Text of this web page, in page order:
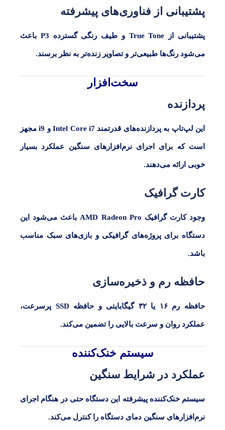
پشتیبانی از فناوری‌های پیشرفته
پشتیبانی از True Tone و طیف رنگی گسترده P3 باعث
می‌شود رنگ‌ها طبیعی‌تر و تصاویر زنده‌تر به نظر برسند.
سخت‌افزار
پردازنده
این لپ‌تاپ به پردازنده‌های قدرتمند Intel Core i7و i9مجهز
است که برای اجرای نرم‌افزارهای سنگین عملکرد بسیار
خوبی ارائه می‌دهند.
کارت گرافیک
وجود کارت گرافیک AMD Radeon Pro باعث می‌شود این
دستگاه برای پروژه‌های گرافیکی و بازی‌های سبک مناسب
باشد.
حافظه رم و ذخیره‌سازی
حافظه رم۱۶ یا۳۲ گیگابایتی و حافظه SSD پرسرعت،
عملکرد روان و سرعت بالایی را تضمین می‌کند.
سیستم خنک‌کننده
عملکرد در شرایط سنگین
سیستم خنک‌کننده پیشرفته این دستگاه حتی در هنگام اجرای
نرم‌افزارهای سنگین دمای دستگاه را کنترل می‌کند.
گفتگو با غرفه‌دار